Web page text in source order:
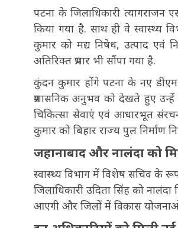
पटना के जिलाधिकारी त्यागराजन
किया गया है. साथ ही वे स्वास्थ्य
कुमार को मद्य निषेध, उत्पाद एवं
अतिरिक्त प्रभार भी सौंपा गया है.
कुंदन कुमार होंगे पटना के नए डीएम
प्रशासनिक अनुभव को देखते हुए
चिकित्सा सेवाएं एवं आधारभूत
कुमार को बिहार राज्य पुल निर्माण
जहानाबाद और नालंदा को
स्वास्थ्य विभाग में विशेष सचिव के
जिलाधिकारी उदिता सिंह को
आएगी और जिलों में विकास